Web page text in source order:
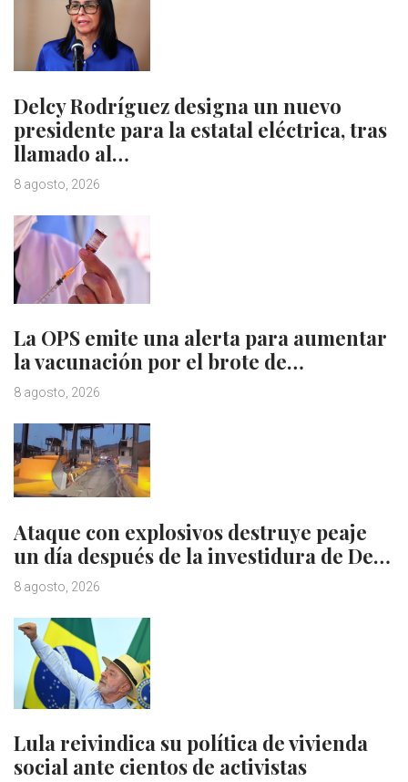
Delcy Rodríguez designa un nuevo
presidente para la estatal eléctrica, tras
llamado al…
8 agosto, 2026
La OPS emite una alerta para aumentar
la vacunación por el brote de…
8 agosto, 2026
Ataque con explosivos destruye peaje
un día después de la investidura de De…
8 agosto, 2026
Lula reivindica su política de vivienda
social ante cientos de activistas